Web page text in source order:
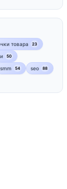
товара 23
50
smm 54 seo 88